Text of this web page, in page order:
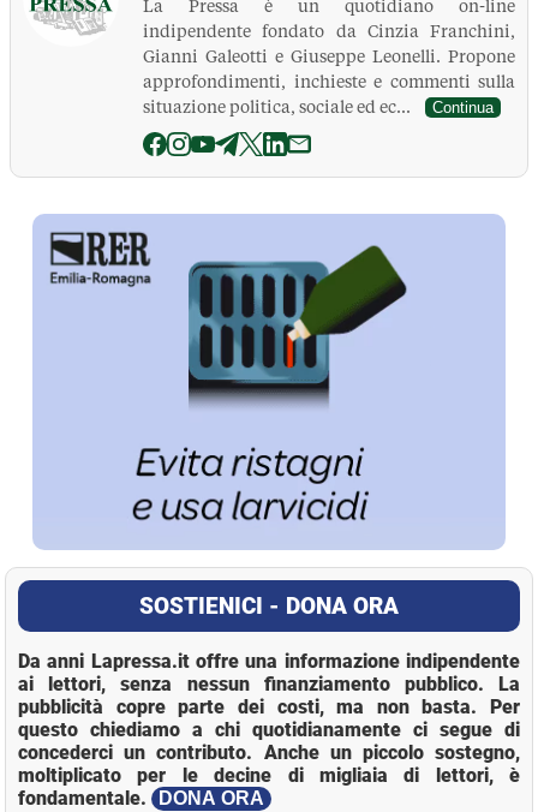
La Pressa è un quotidiano on-line
indipendente fondato da Cinzia Franchini,
Gianni Galeotti e Giuseppe Leonelli. Propone
approfondimenti, inchieste e commenti sulla
situazione politica, sociale ed ec...
Continua
La Pressa
SOSTIENICI - DONA ORA
Da anni Lapressa.it offre una informazione indipendente
ai lettori, senza nessun finanziamento pubblico. La
pubblicità copre parte dei costi, ma non basta. Per
questo chiediamo a chi quotidianamente ci segue di
concederci un contributo. Anche un piccolo sostegno,
moltiplicato per le decine di migliaia di lettori, è
fondamentale.
DONA ORA